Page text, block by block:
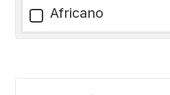
Africano